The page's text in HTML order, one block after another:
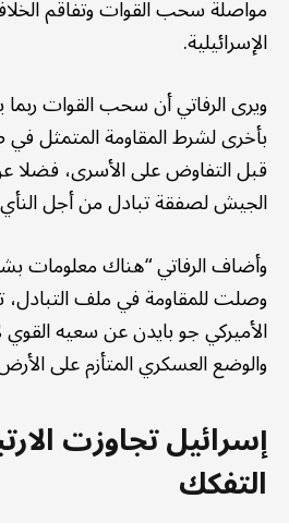
مواصلة سحب القوات وتفاقم
الإسرائيلية.
ويرى الرفاتي أن سحب القوات ربما
بأخرى لشرط المقاومة المتمثل
قبل التفاوض على الأسرى،
الجيش لصفقة تبادل من أجل
وأضاف الرفاتي “هناك معلومات
وصلت للمقاومة في ملف
الأميركي جو بايدن عن سعيه القوي
والوضع العسكري المتأزم على
إسرائيل تجاوزت
التفكك